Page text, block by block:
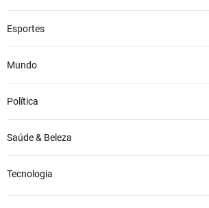
Esportes
Mundo
Política
Saúde & Beleza
Tecnologia